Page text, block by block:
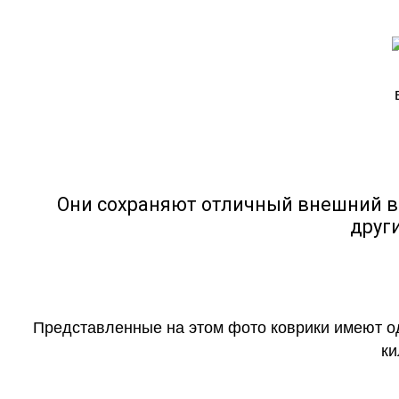
Они сохраняют отличный внешний
Представленные на этом фото коврики имеют